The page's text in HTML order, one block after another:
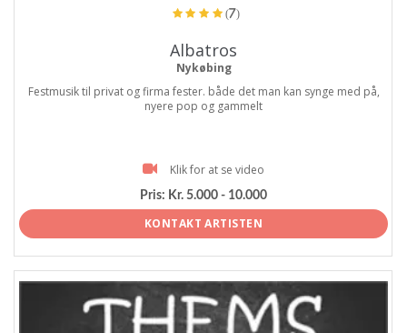
(7)
Albatros
Nykøbing
Festmusik til privat og firma fester. både det man kan synge med på,
nyere pop og gammelt
Klik for at se video
Pris: Kr. 5.000 - 10.000
KONTAKT ARTISTEN